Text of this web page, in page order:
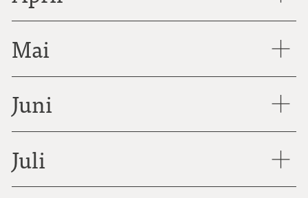
Mai
Juni
Juli